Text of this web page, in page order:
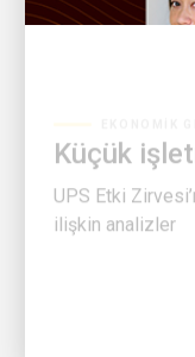
UPS Etki
ilişkin analizler